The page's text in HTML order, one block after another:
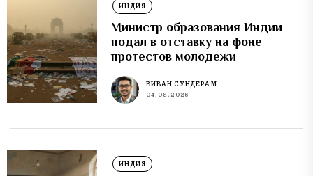
ИНДИЯ
Министр образования Индии
подал в отставку на фоне
протестов молодежи
ВИВАН СУНДЕРАМ
04.08.2026
ИНДИЯ